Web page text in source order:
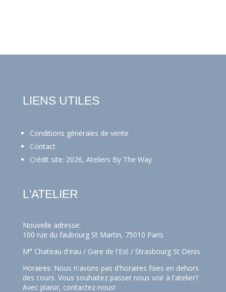
LIENS UTILES
Conditions générales de vente
Contact
Crédit site: 2026, Ateliers By The Way
L'ATELIER
Nouvelle adresse:
100 rue du faubourg St Martin, 75010 Paris
M° Chateau d'eau / Gare de l'Est / Strasbourg St Denis
Horaires: Nous n'avons pas d'horaires fixes en dehors
des cours. Vous souhaitez passer nous voir à l'atelier?
Avec plaisir, contactez-nous!